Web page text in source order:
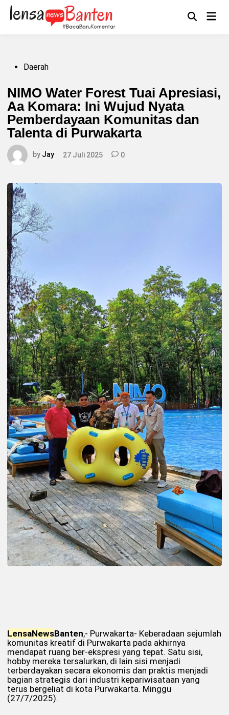
Skip
content
OpenMain
PostedDaerah
NIMO Water Forest Tuai Apresiasi,
Aa Komara: Ini Wujud Nyata
Pemberdayaan Komunitas dan
Talenta di Purwakarta
by Jay 27 Juli 2025 0
LensaNewsBanten,- Purwakarta- Keberadaan sejumlah
komunitas kreatif di Purwakarta pada akhirnya
mendapat ruang ber-ekspresi yang tepat. Satu sisi,
hobby mereka tersalurkan, di lain sisi menjadi
terberdayakan secara ekonomis dan praktis menjadi
bagian strategis dari industri kepariwisataan yang
terus bergeliat di kota Purwakarta. Minggu
(27/7/2025).